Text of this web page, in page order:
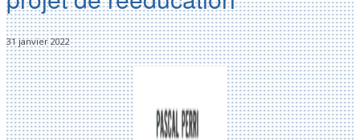
31 janvier 2022